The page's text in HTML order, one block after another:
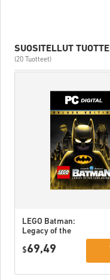
SUOSITELLUT
(20 Tuotteet)
LEGO Batman:
Legacy of the
Deluxe Edition
$69,49